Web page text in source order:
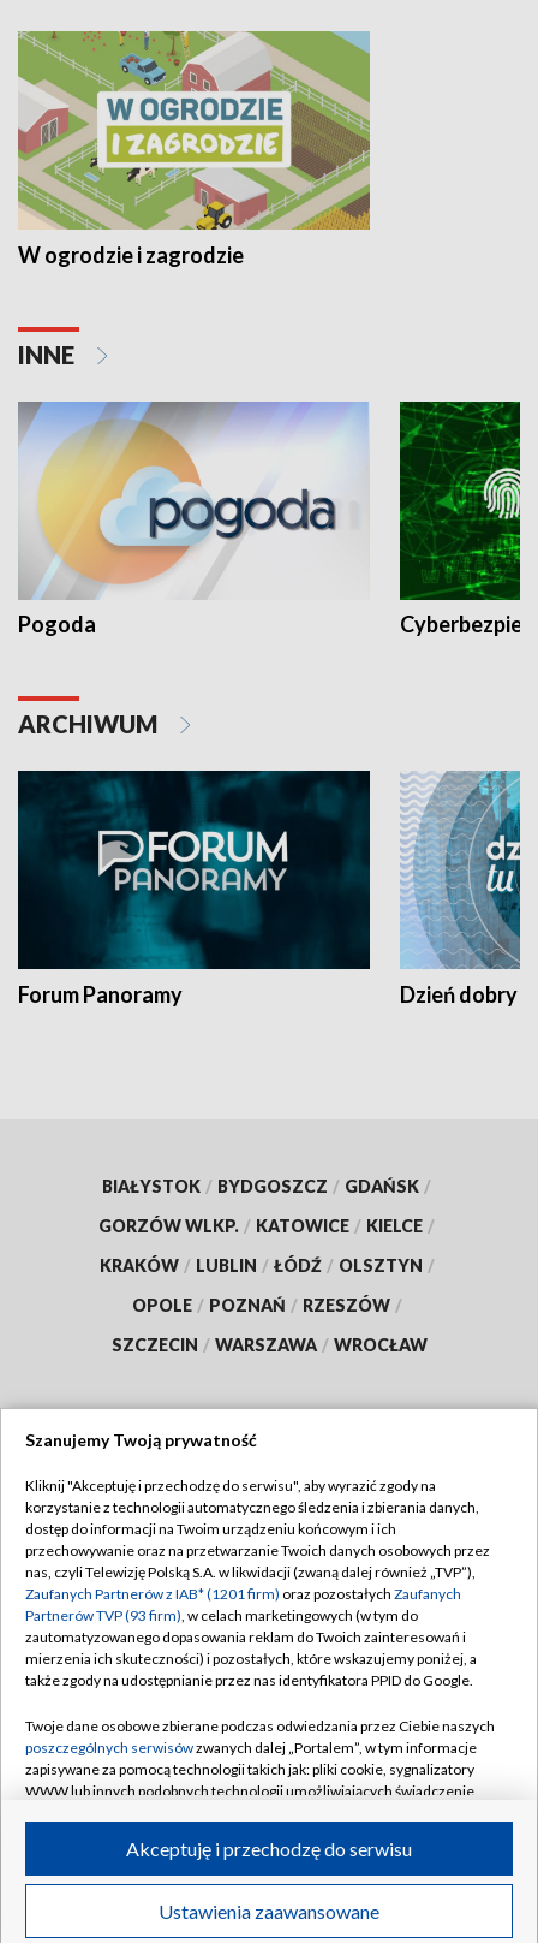
W ogrodzie i zagrodzie
INNE
Pogoda
ARCHIWUM
Forum Panoramy Dzień dobry
BIAŁYSTOK / BYDGOSZCZ / GDAŃSK /
GORZÓW WLKP. / KATOWICE / KIELCE /
KRAKÓW / LUBLIN / ŁÓDŹ / OLSZTYN /
OPOLE / POZNAŃ / RZESZÓW /
SZCZECIN / WARSZAWA / WROCŁAW
TVP
Abonament TVP
Emisja w TVP
Centrum informacji TVP
Naziemna Telewizja Cyfrowa
Rada Programowa
System NOS
Informacje o nadawcy
Program dla prasy
Ogłoszenie przetargowe
Regulamin TVP
Polityka prywatności
Moje zgody
Pomoc
Kontakt
Kanały
©2026 Telewizja Polska S.A. w likwidacji
Szanujemy Twoją prywatność
Kliknij "Akceptuję i przechodzę do serwisu", aby wyrazić zgody na
korzystanie z technologii automatycznego śledzenia i zbierania danych,
dostęp do informacji na Twoim urządzeniu końcowym i ich
przechowywanie oraz na przetwarzanie Twoich danych osobowych przez
nas, czyli Telewizję Polską S.A. w likwidacji (zwaną dalej również „TVP”),
Zaufanych Partnerów z IAB* (1201 firm) oraz pozostałych Zaufanych
Partnerów TVP (93 firm), w celach marketingowych (w tym do
zautomatyzowanego dopasowania reklam do Twoich zainteresowań i
mierzenia ich skuteczności) i pozostałych, które wskazujemy poniżej, a
także zgody na udostępnianie przez nas identyfikatora PPID do Google.
Twoje dane osobowe zbierane podczas odwiedzania przez Ciebie naszych
poszczególnych serwisówzwanych dalej „Portalem”, w tym informacje
zapisywane za pomocą technologii takich jak: pliki cookie, sygnalizatory
WWW lub innych podobnych technologii umożliwiających świadczenie
ruchu w Internecie.
Twoje dane osobowe zbierane podczas odwiedzania przez Ciebie
poszczególnych serwisówna Portalu, takie jak adresy IP, identyfikatory
Ustawienia zaawansowane
Akceptuję i przechodzę do serwisu